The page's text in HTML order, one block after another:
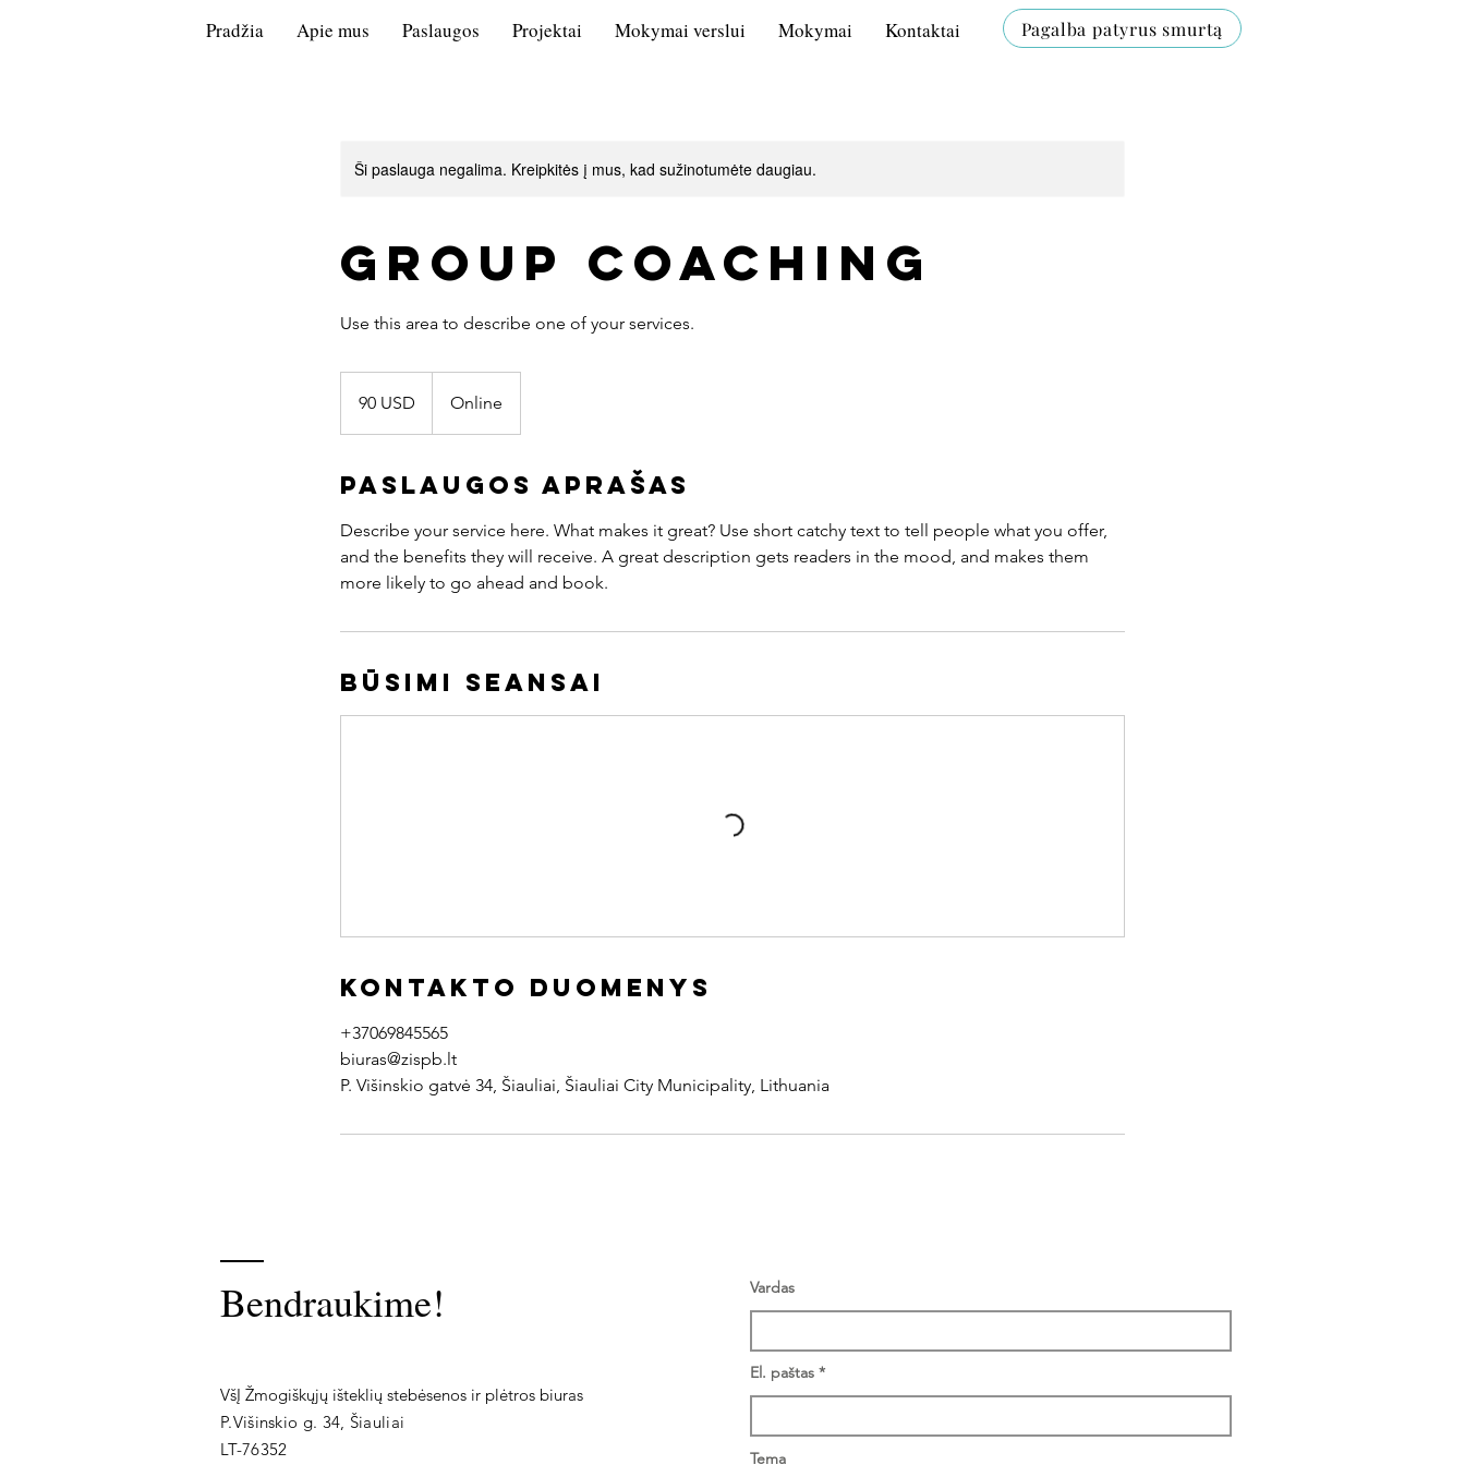
Pradžia Apie mus Paslaugos Projektai Mokymai verslui Mokymai Kontaktai Pagalba patyrus smurtą
Ši paslauga negalima. Kreipkitės į mus, kad sužinotumėte daugiau.
Group Coaching
dolerių
90 USD Online
Paslaugos aprašas
Describe your service here. What makes it great? Use short catchy text to tell people what you offer,
and the benefits they will receive. A great description gets readers in the mood, and makes them
more likely to go ahead and book.
Būsimi seansai
Kontakto duomenys
+37069845565
biuras@zispb.lt
P. Višinskio gatvė 34, Šiauliai, Šiauliai City Municipality, Lithuania
Bendraukime!
VšĮ Žmogiškųjų išteklių stebėsenos ir plėtros biuras
P.Višinskio g. 34, Šiauliai
LT-76352
Vardas
El. paštas
Tema